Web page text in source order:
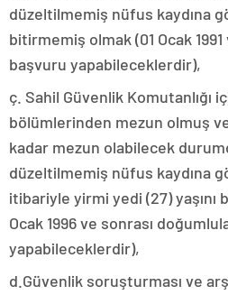
düzeltilmemiş nüfus kaydına
bitirmemiş olmak (01 Ocak
başvuru yapabileceklerdir),
ç. Sahil Güvenlik Komutanlığı
bölümlerinden mezun olmuş
kadar mezun olabilecek
düzeltilmemiş nüfus kaydına
itibariyle yirmi yedi (27) yaşını
Ocak 1996 ve sonrası
yapabileceklerdir),
d.Güvenlik soruşturması ve